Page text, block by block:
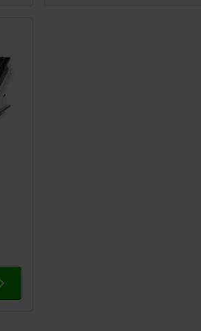
Ga naar product